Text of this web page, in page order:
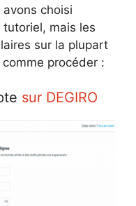
choisi
tutoriel, mais les
sur la plupart
procéder :
sur DEGIRO